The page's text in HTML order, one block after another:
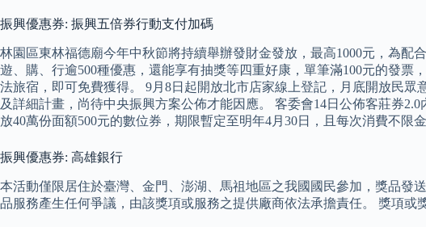
振興優惠券: 振興五倍券行動支付加碼
林園區東林福德廟今年中秋節將持續舉辦發財金發放，最高1000元，為配
遊、購、行逾500種優惠，還能享有抽獎等四重好康，單筆滿100元的發
法旅宿，即可免費獲得。 9月8日起開放北市店家線上登記，月底開放民
及詳細計畫，尚待中央振興方案公佈才能因應。 客委會14日公佈客莊券
放40萬份面額500元的數位券，期限暫定至明年4月30日，且每次消費不限
振興優惠券: 高雄銀行
本活動僅限居住於臺灣、金門、澎湖、馬祖地區之我國國民參加，獎品
品服務產生任何爭議，由該獎項或服務之提供廠商依法承擔責任。 獎項